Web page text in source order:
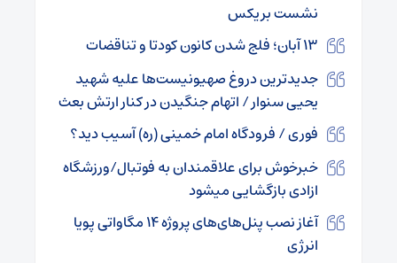
نشست بریکس
۱۳ آبان؛ فلج شدن کانون کودتا و تناقضات
جدیدترین دروغ صهیونیست‌ها علیه شهید
یحیی سنوار / اتهام جنگیدن در کنار ارتش بعث
فوری / فرودگاه امام خمینی (ره) آسیب دید؟
خبرخوش برای علاقمندان به فوتبال/ورزشگاه
ازادی بازگشایی میشود
آغاز نصب پنل‌های‌های پروژه ۱۴ مگاواتی پویا
انرژی